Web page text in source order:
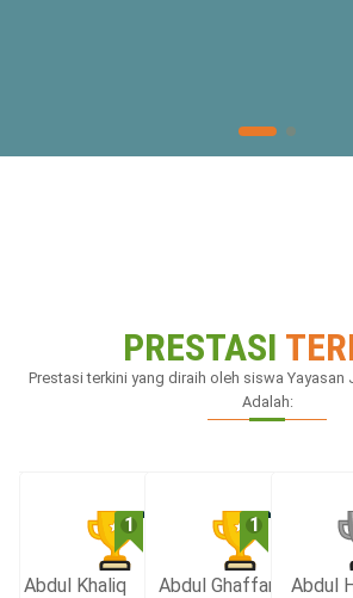
PRESTASI
Prestasi terkini yang diraih oleh siswa Yayasan
Adalah:
1
Abdul Khaliq
1
Abdul Ghaffar
Abdul